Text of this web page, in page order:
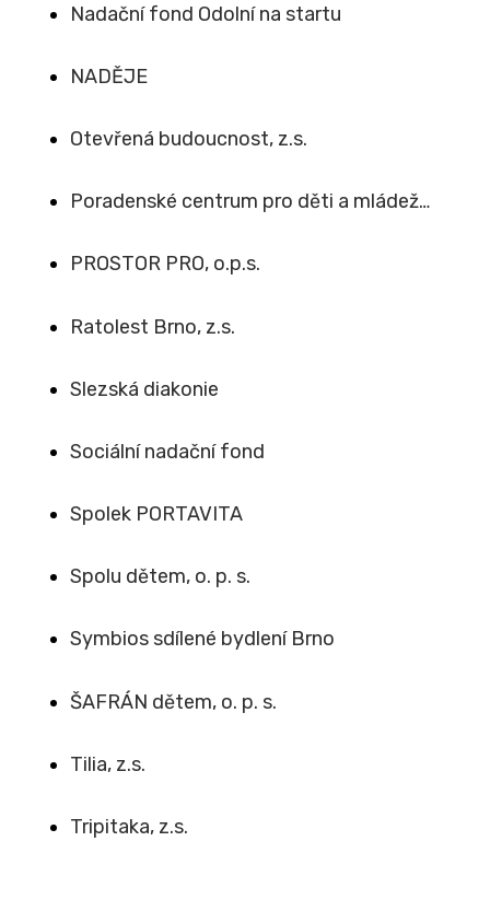
Nadační fond Odolní na startu
NADĚJE
Otevřená budoucnost, z.s.
Poradenské centrum pro děti a mládež…
PROSTOR PRO, o.p.s.
Ratolest Brno, z.s.
Slezská diakonie
Sociální nadační fond
Spolek PORTAVITA
Spolu dětem, o. p. s.
Symbios sdílené bydlení Brno
ŠAFRÁN dětem, o. p. s.
Tilia, z.s.
Tripitaka, z.s.